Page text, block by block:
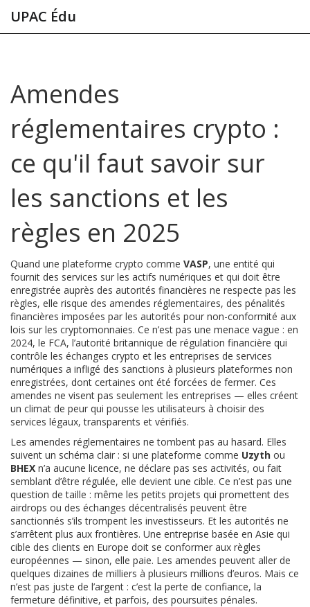
UPAC Édu
Amendes
réglementaires crypto :
ce qu'il faut savoir sur
les sanctions et les
règles en 2025
Quand une plateforme crypto comme VASP, une entité qui
fournit des services sur les actifs numériques et qui doit être
enregistrée auprès des autorités financières ne respecte pas les
règles, elle risque des amendes réglementaires, des pénalités
financières imposées par les autorités pour non-conformité aux
lois sur les cryptomonnaies. Ce n’est pas une menace vague : en
2024, le FCA, l’autorité britannique de régulation financière qui
contrôle les échanges crypto et les entreprises de services
numériques a infligé des sanctions à plusieurs plateformes non
enregistrées, dont certaines ont été forcées de fermer. Ces
amendes ne visent pas seulement les entreprises — elles créent
un climat de peur qui pousse les utilisateurs à choisir des
services légaux, transparents et vérifiés.
Les amendes réglementaires ne tombent pas au hasard. Elles
suivent un schéma clair : si une plateforme comme Uzyth ou
BHEX n’a aucune licence, ne déclare pas ses activités, ou fait
semblant d’être régulée, elle devient une cible. Ce n’est pas une
question de taille : même les petits projets qui promettent des
airdrops ou des échanges décentralisés peuvent être
sanctionnés s’ils trompent les investisseurs. Et les autorités ne
s’arrêtent plus aux frontières. Une entreprise basée en Asie qui
cible des clients en Europe doit se conformer aux règles
européennes — sinon, elle paie. Les amendes peuvent aller de
quelques dizaines de milliers à plusieurs millions d’euros. Mais ce
n’est pas juste de l’argent : c’est la perte de confiance, la
fermeture définitive, et parfois, des poursuites pénales.